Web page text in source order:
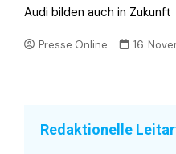
Audi bilden auch in Zukunft
Presse.Online 16.
Redaktionelle